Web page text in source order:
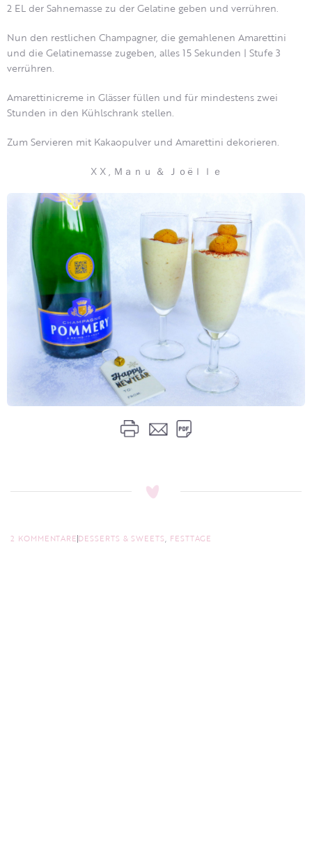
2 EL der Sahnemasse zu der Gelatine geben und verrühren.
Nun den restlichen Champagner, die gemahlenen Amarettini
und die Gelatinemasse zugeben, alles 15 Sekunden | Stufe 3
verrühren.
Amarettinicreme in Glässer füllen und für mindestens zwei
Stunden in den Kühlschrank stellen.
Zum Servieren mit Kakaopulver und Amarettini dekorieren.
X X , Ｍａｎｕ ＆ Ｊｏëｌｌｅ
2 KOMMENTAREDESSERTS & SWEETS, FESTTAGE